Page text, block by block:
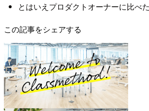
とはいえプロダクトオーナーに比べ
この記事をシェアする